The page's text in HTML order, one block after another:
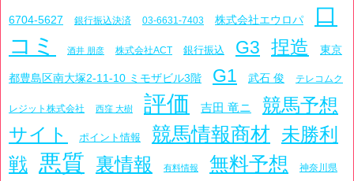
6704-5627 銀行振込決済 03-6631-7403 株式会社エウロパ
口
コミ
酒井 朋彦 株式会社ACT 銀行振込 G3 捏造 東京
都豊島区南大塚2-11-10 ミモザビル3階 G1 武石 俊 テレコムク
レジット株式会社 西窪 大樹 評価 吉田 竜ニ
競馬予想
サイト
ポイント情報 競馬情報商材 未勝利
戦 悪質 裏情報 有料情報 無料予想 神奈川県